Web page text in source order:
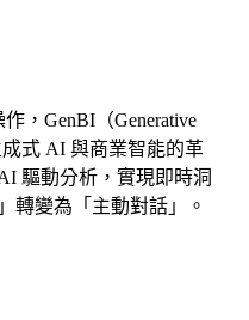
，GenBI（Generative
成式 AI 與商業智能的革
驅動分析，實現即時洞
轉變為「主動對話」。